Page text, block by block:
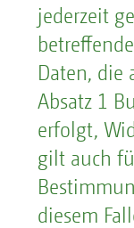
jederzeit
Daten, die
Absatz 1
erfolgt,
gilt auch
diesem